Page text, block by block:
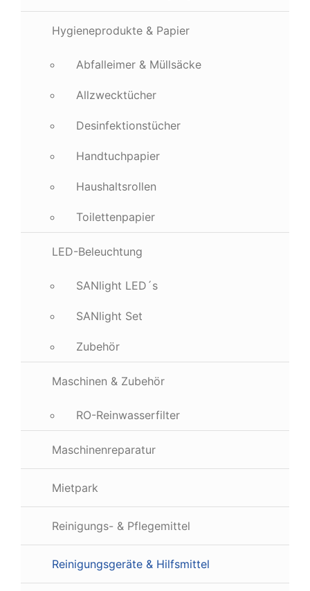
Hygieneprodukte & Papier
Abfalleimer & Müllsäcke
Allzwecktücher
Desinfektionstücher
Handtuchpapier
Haushaltsrollen
Toilettenpapier
LED-Beleuchtung
SANlight LED´s
SANlight Set
Zubehör
Maschinen & Zubehör
RO-Reinwasserfilter
Maschinenreparatur
Mietpark
Reinigungs- & Pflegemittel
Reinigungsgeräte & Hilfsmittel